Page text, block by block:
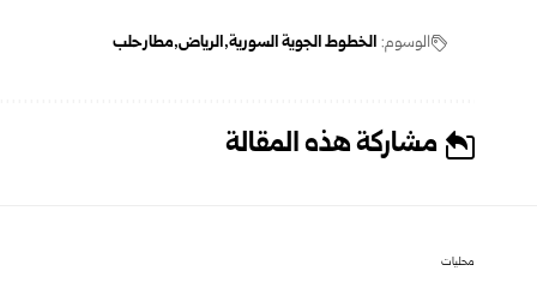
الوسوم: الخطوط الجوية السورية الرياض مطار حلب
مشاركة هذه المقالة
محليات